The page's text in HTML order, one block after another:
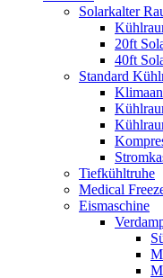
Solarkalter
20ft
40ft
Standard
Tiefkühltruhe
Medical
Eismaschine